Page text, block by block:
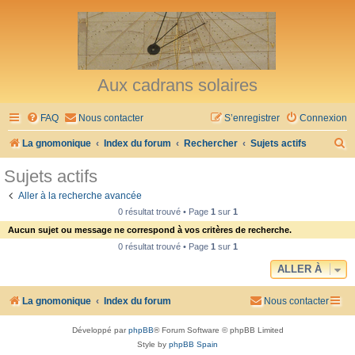
Aux cadrans solaires
FAQ Nous contacter Connexion
S’enregistrer
La gnomonique Index du forum Rechercher Sujets actifs
h
Sujets actifs
Aller à la recherche avancée
0 résultat trouvé • Page 1sur 1
Aucun sujet ou message ne correspond à vos critères de recherche.
0 résultat trouvé • Page 1sur 1
ALLER À
La gnomonique Index du forum Nous contacter
Développé parphpBB® Forum Software © phpBB Limited
Style by phpBB Spain